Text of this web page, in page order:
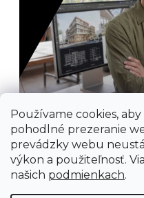
Používame cookies,
pohodlné prezeranie
prevádzky webu
výkon a použiteľnosť.
našich podmienkach.